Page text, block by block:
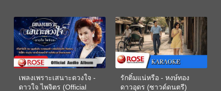
เพลงเพราะเสนาะดวงใจ -
ดาวใจ ไพจิตร (Official
รักติ๋มแน่หรือ - หงษ์ทอง
ดาวอุดร (ซาวด์ดนตรี)